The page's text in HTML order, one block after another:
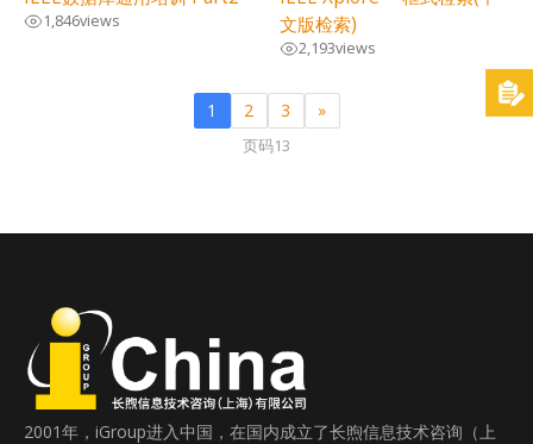
1,846views
文版检索)
2,193views
1 2 3 »
页码13
2001年，iGroup进入中国，在国内成立了长煦信息技术咨询（上